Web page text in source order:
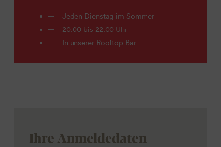
Jeden Dienstag im Sommer
20:00 bis 22:00 Uhr
In unserer Rooftop Bar
Ihre Anmeldedaten